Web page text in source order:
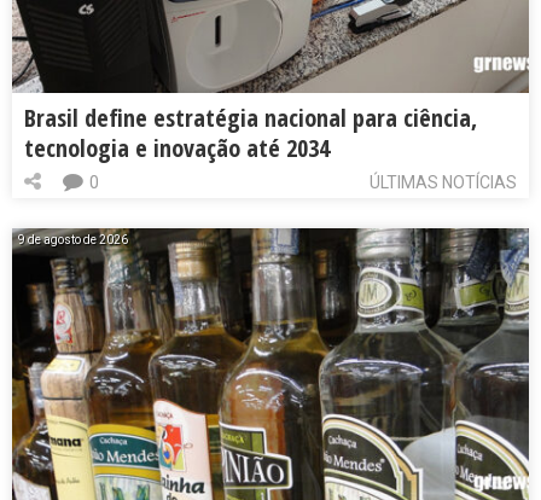
Brasil define estratégia nacional para ciência,
tecnologia e inovação até 2034
ÚLTIMAS NOTÍCIAS
0
9 de agosto de 2026